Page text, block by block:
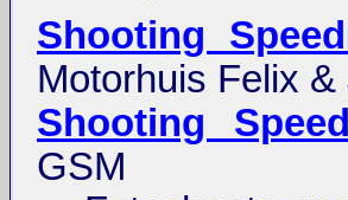
Shooting
Motorhuis Felix &
Shooting
GSM